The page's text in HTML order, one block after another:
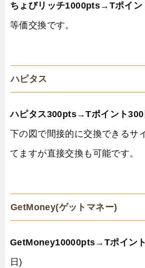
ちょびリッチ1000pts→Tポイン
等価交換です。
ハピタス
ハピタス300pts→Tポイント300
下の図で間接的に交換できるサ
てますが直接交換も可能です。
GetMoney(ゲットマネー)
GetMoney10000pts→ Tポイン
日)